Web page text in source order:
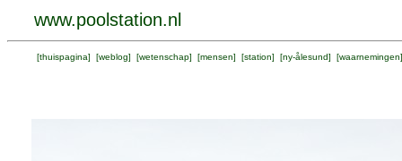
www.poolstation.nl
[thuispagina] [weblog] [wetenschap] [mensen] [station] [ny-ålesund] [waarnemingen